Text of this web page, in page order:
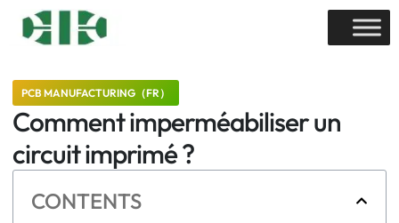
PCB MANUFACTURING（FR）
Comment imperméabiliser un
circuit imprimé ?
CONTENTS